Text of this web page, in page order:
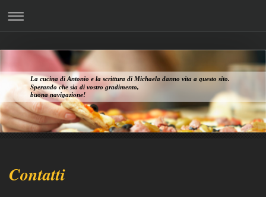
La cucina di Antonio e la scrittura di Michaela danno vita a questo sito.
Sperando che sia di vostro gradimento,
buona navigazione!
Contatti